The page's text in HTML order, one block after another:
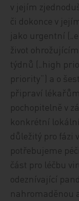
v jejím
či dokonce v
jako urgentní
život
týdnů („high
priority“) a o
připraví
pochopitelně v
konkrétní
důležitý pro fázi
potřebujeme
část pro léčbu
odeznívající
nahromaděnou